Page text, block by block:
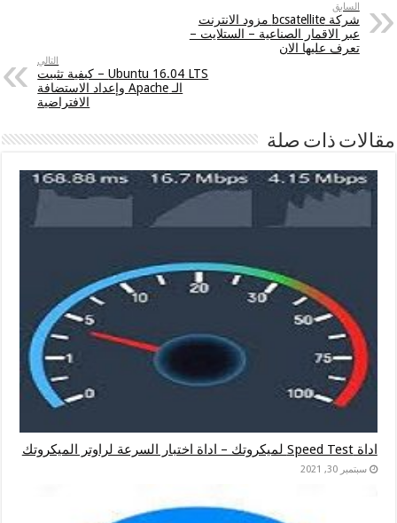
السابق
شركة bcsatellite مزود الانترنت
عبر الاقمار الصناعية – الستلايت –
تعرف عليها الان
التالي
Ubuntu 16.04 LTS – كيفية تثبيت
الـ Apache وإعداد الاستضافة
الافتراضية
مقالات ذات صلة
اداة Speed Test لميكروتك – اداة اختبار السرعة لراوتر الميكروتك
سبتمبر 30, 2021